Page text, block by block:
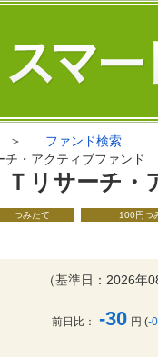
＞ ファンド検索
チ・アクティブファンド
Ｔリサーチ
つみたて 100円つ
（基準日：2026年
前日比： -30 円 (-